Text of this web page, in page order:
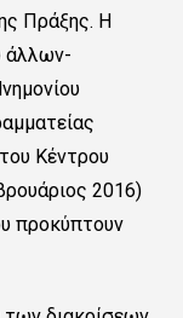
Πράξης. Η
άλλων-
Κέντρου
2016)
προκύπτουν